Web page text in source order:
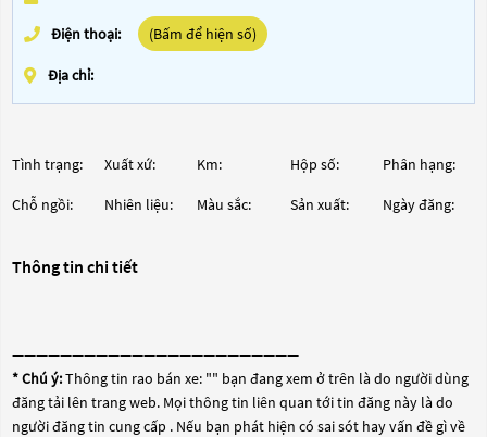
Điện thoại: (Bấm để hiện số)
Địa chỉ:
Tình trạng: Xuất xứ: Km: Hộp số: Phân hạng:
Chỗ ngồi: Nhiên liệu: Màu sắc: Sản xuất: Ngày đăng:
Thông tin chi tiết
————————————————————————
* Chú ý:Thông tin rao bán xe: "" bạn đang xem ở trên là do người dùng
đăng tải lên trang web. Mọi thông tin liên quan tới tin đăng này là do
người đăng tin cung cấp . Nếu bạn phát hiện có sai sót hay vấn đề gì về